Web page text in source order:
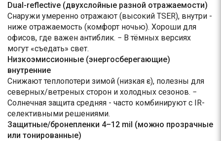
Dual-reflective (двухслойные разной отражаемости)
Снаружи умеренно отражают (высокий TSER), внутри -
ниже отражаемость (комфорт ночью). Хороши для
офисов, где важен антиблик. − В тёмных версиях
могут «съедать» свет.
Низкоэмиссионные (энергосберегающие)
внутренние
Снижают теплопотери зимой (низкая ε), полезны для
северных/ветреных сторон и холодных сезонов. −
Солнечная защита средняя - часто комбинируют с IR-
селективными решениями.
Защитные/бронепленки 4–12 mil (можно прозрачные
или тонированные)